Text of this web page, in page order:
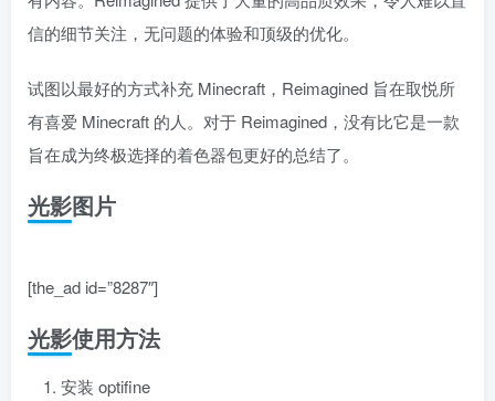
信的细节关注，无问题的体验和顶级的优化。
试图以最好的方式补充 Minecraft，Reimagined 旨在取悦所
有喜爱 Minecraft 的人。对于 Reimagined，没有比它是一款
旨在成为终极选择的着色器包更好的总结了。
光影图片
[the_ad id=”8287″]
光影使用方法
安装 optifine